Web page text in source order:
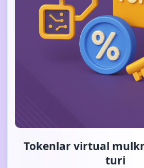
Tokenlar virtual
turi